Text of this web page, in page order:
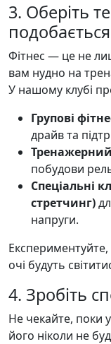
3. Оберіть
подобається
Фітнес — це не
вам нудно на
У нашому клубі
Групові
драйв та
побудови
Спеціальні
стретчинг)
напруги.
Експериментуйте,
очі будуть
4. Зробіть
Не чекайте, поки
його ніколи не